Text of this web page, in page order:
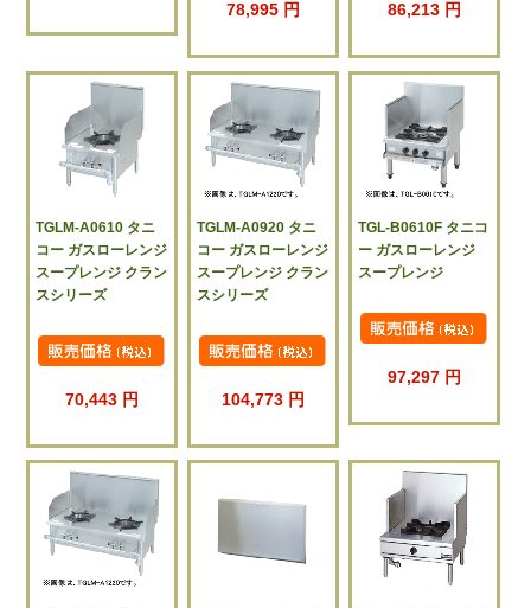
78,995 円 86,213 円
TGLM-A0610 タニ
コー ガスローレンジ
スープレンジ クラン
スシリーズ
70,443 円
TGLM-A0920 タニ
コー ガスローレンジ
スープレンジ クラン
スシリーズ
104,773 円
TGL-B0610F タニコ
ー ガスローレンジ
スープレンジ
97,297 円